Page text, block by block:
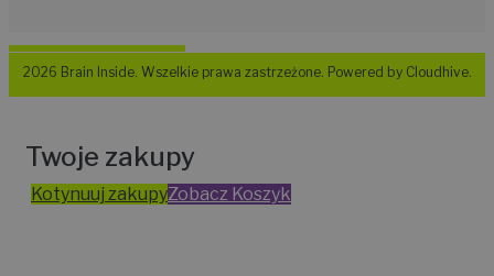
2026 Brain Inside. Wszelkie prawa zastrzeżone. Powered by Cloudhive.
Twoje zakupy
Kotynuuj zakupyZobacz Koszyk